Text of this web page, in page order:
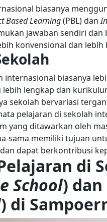
biasanya
Based Learning(PBL) dan
jawaban sendiri dan
konvensional dan
internasional biasanya
lebih lengkap dan
sekolah bervariasi
pelajaran di sekolah
yang ditawarkan oleh
sama memiliki tujuan
dapat berkontribusi
di
School)
) di